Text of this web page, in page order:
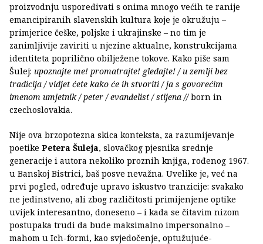
proizvodnju uspoređivati s onima mnogo većih te ranije
emancipiranih slavenskih kultura koje je okružuju –
primjerice češke, poljske i ukrajinske – no tim je
zanimljivije zaviriti u njezine aktualne, konstrukcijama
identiteta poprilično obilježene tokove. Kako piše sam
Šulej: upoznajte me! promatrajte! gledajte! / u zemlji bez
tradicija / vidjet ćete kako će ih stvoriti / ja s govorećim
imenom umjetnik / peter / evanđelist / stijena //born in
czechoslovakia.
Nije ova brzopotezna skica konteksta, za razumijevanje
poetike Petera Šuleja, slovačkog pjesnika srednje
generacije i autora nekoliko proznih knjiga, rođenog 1967.
u Banskoj Bistrici, baš posve nevažna. Uvelike je, već na
prvi pogled, određuje upravo iskustvo tranzicije: svakako
ne jedinstveno, ali zbog različitosti primijenjene optike
uvijek interesantno, doneseno – i kada se čitavim nizom
postupaka trudi da bude maksimalno impersonalno –
mahom u Ich-formi, kao svjedočenje, optužujuće-